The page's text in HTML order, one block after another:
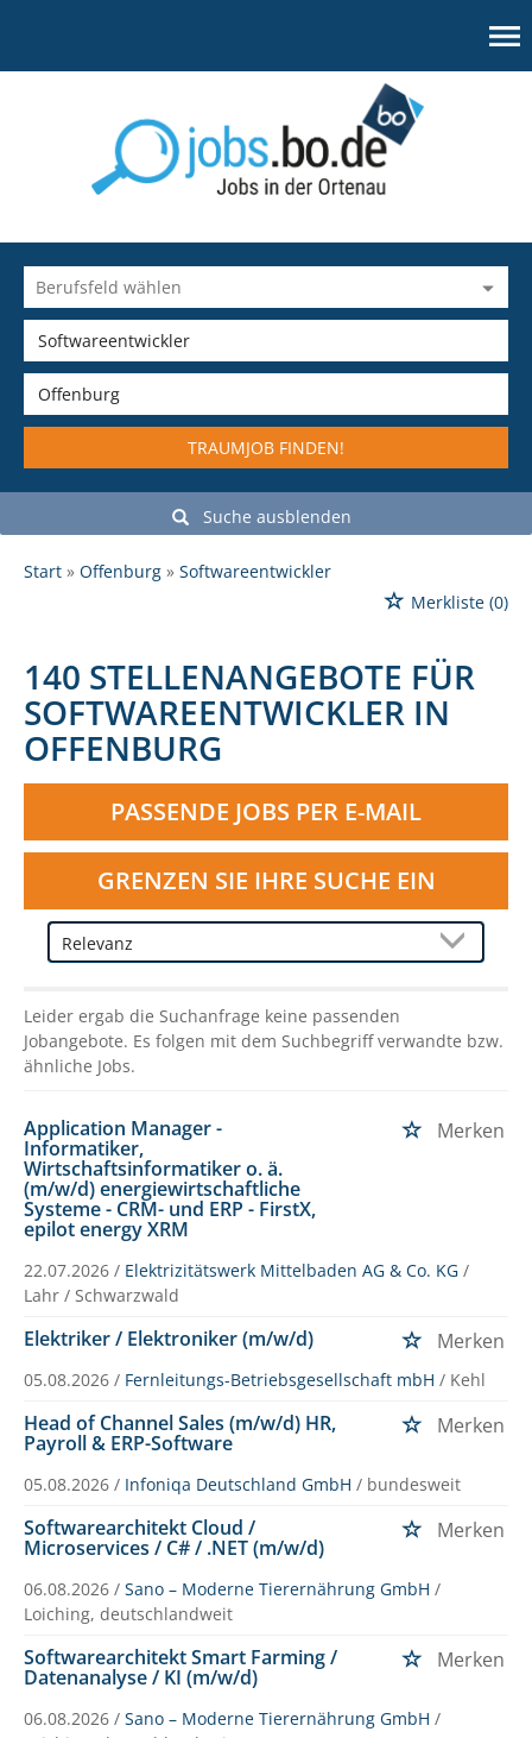
TRAUMJOB FINDEN!
Suche ausblenden
Start Offenburg
Softwareentwickler
Merkliste (0)
140 STELLENANGEBOTE FÜR
SOFTWAREENTWICKLER IN
OFFENBURG
PASSENDE JOBS PER E-MAIL
GRENZEN SIE IHRE SUCHE EIN
Leider ergab die Suchanfrage keine passenden
Jobangebote. Es folgen mit dem Suchbegriff verwandte bzw.
ähnliche Jobs.
Application Manager -
Informatiker,
Wirtschaftsinformatiker o. ä.
(m/w/d) energiewirtschaftliche
Systeme - CRM- und ERP - FirstX,
epilot energy XRM
Merken
22.07.2026 / Elektrizitätswerk Mittelbaden AG & Co. KG /
Lahr / Schwarzwald
Elektriker / Elektroniker (m/w/d) Merken
05.08.2026 / Fernleitungs-Betriebsgesellschaft mbH / Kehl
Head of Channel Sales (m/w/d) HR,
Payroll & ERP-Software
Merken
05.08.2026 / Infoniqa Deutschland GmbH / bundesweit
Softwarearchitekt Cloud /
Microservices / C# / .NET (m/w/d)
Merken
06.08.2026 / Sano – Moderne Tierernährung GmbH /
Loiching, deutschlandweit
Softwarearchitekt Smart Farming /
Datenanalyse / KI (m/w/d)
Merken
06.08.2026 / Sano – Moderne Tierernährung GmbH /